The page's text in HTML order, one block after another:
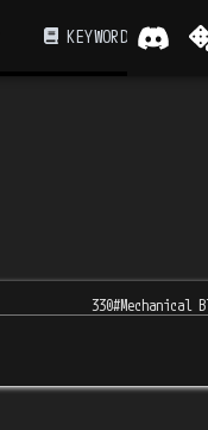
KEYWORD
330#Mechanical